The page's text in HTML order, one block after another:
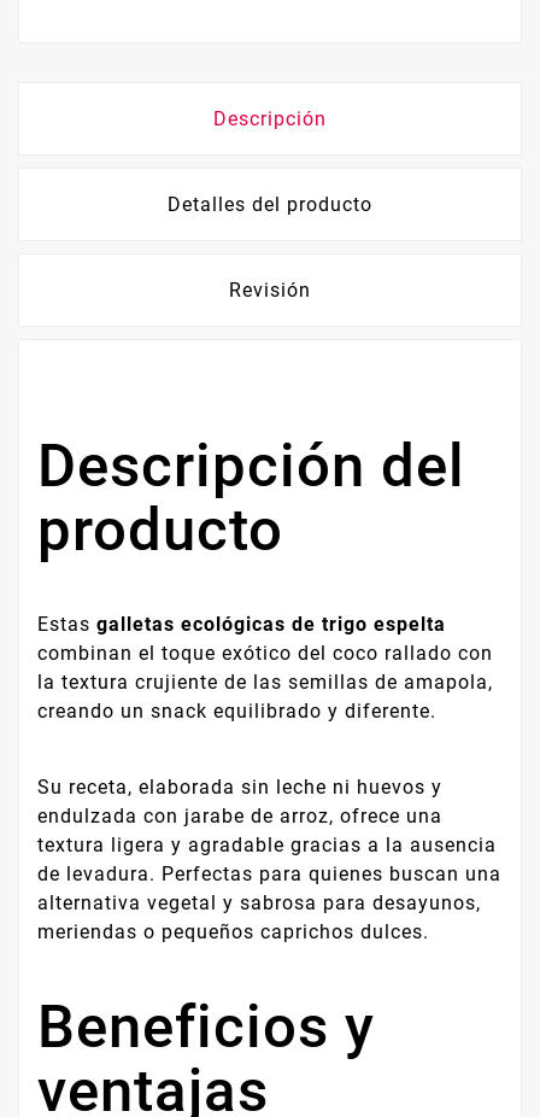
Descripción
Detalles del producto
Revisión
Descripción del
producto
Estas galletas ecológicas de trigo espelta
combinan el toque exótico del coco rallado con
la textura crujiente de las semillas de amapola,
creando un snack equilibrado y diferente.
Su receta, elaborada sin leche ni huevos y
endulzada con jarabe de arroz, ofrece una
textura ligera y agradable gracias a la ausencia
de levadura. Perfectas para quienes buscan una
alternativa vegetal y sabrosa para desayunos,
meriendas o pequeños caprichos dulces.
Beneficios y
ventajas